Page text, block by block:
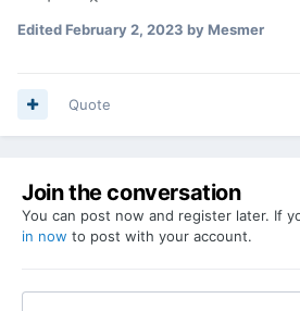
EditedFebruary 2, 2023 by Mesmer
Quote
Join the conversation
You can post now and register later. If
in now to post with your account.